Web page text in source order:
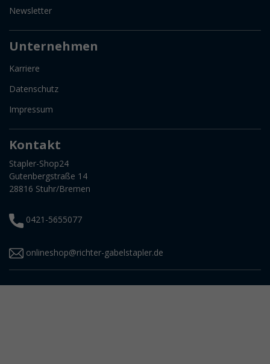
Newsletter
Unternehmen
Karriere
Datenschutz
Impressum
Kontakt
Stapler-Shop24
Gutenbergstraße 14
28816 Stuhr/Bremen
0421-5655077
onlineshop@richter-gabelstapler.de